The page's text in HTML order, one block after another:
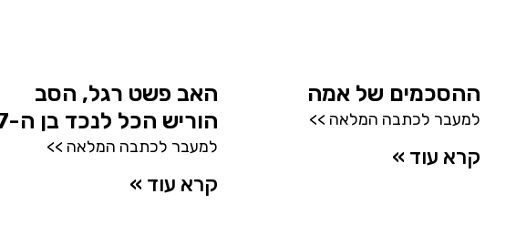
ההסכמים של אמה
למעבר לכתבה המלאה >>
קרא עוד »
האב פשט רגל, הסב
הוריש הכל לנכד בן ה-7
למעבר לכתבה המלאה >>
קרא עוד »